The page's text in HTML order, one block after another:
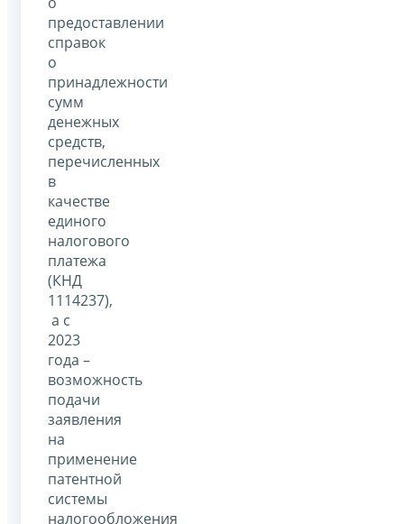
предоставлении
справок
о
принадлежности
сумм
денежных
средств,
перечисленных
в
качестве
единого
налогового
платежа
(КНД
1114237),
а с
2023
года –
возможность
подачи
заявления
на
применение
патентной
системы
налогообложения